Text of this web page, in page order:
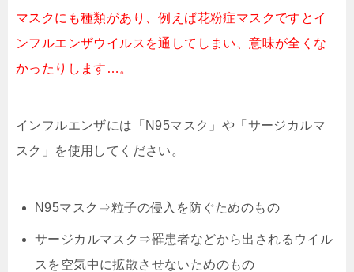
マスクにも種類があり、例えば花粉症マスクですとイ
ンフルエンザウイルスを通してしまい、意味が全くな
かったりします…。
インフルエンザには「N95マスク」や「サージカルマ
スク」を使用してください。
N95マスク⇒粒子の侵入を防ぐためのもの
サージカルマスク⇒罹患者などから出されるウイル
スを空気中に拡散させないためのもの